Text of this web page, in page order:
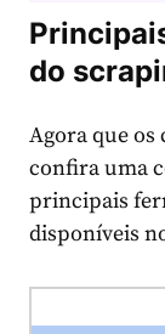
do
Agora que os
confira uma
principais
disponíveis